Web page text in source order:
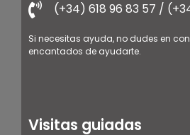
(+34) 618 96 83 57 /
Si necesitas ayuda, no dudes en
encantados de ayudarte.
Visitas guiadas